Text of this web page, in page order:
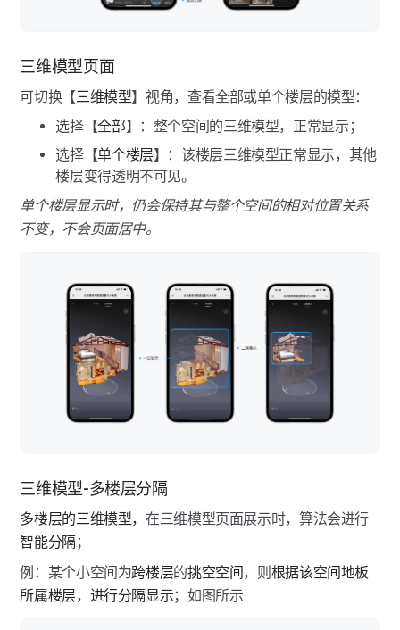
如何进行手动拼接操作？
全景相机固件升级如何操作？
三维模型页面
可切换【三维模型】视角，查看全部或单个楼层的模型：
选择【全部】：整个空间的三维模型，正常显示；
选择【单个楼层】：该楼层三维模型正常显示，其他
楼层变得透明不可见。
单个楼层显示时，仍会保持其与整个空间的相对位置关系
不变，不会页面居中。
三维模型-多楼层分隔
多楼层的三维模型，在三维模型页面展示时，算法会进行
智能分隔；
例：某个小空间为跨楼层的挑空空间，则 根据该空间地板
所属楼层， 进行分隔显示；如图所示